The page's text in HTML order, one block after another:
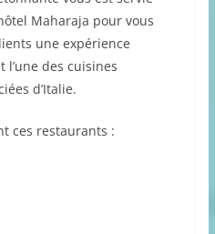
Maharaja pour vous
une expérience
des cuisines
d’Italie.
ces restaurants :